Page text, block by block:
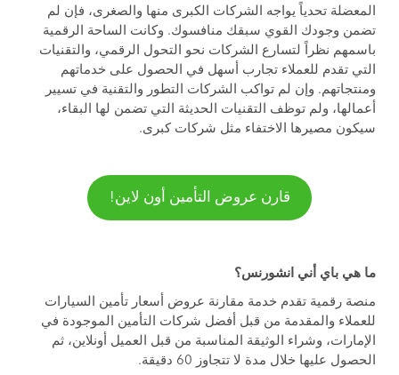
المعضلة تحدياً يواجه الشركات الكبرى منها والصغرى، فإن لم
تضمن وجودك القوي سبقك منافسوك. وكانت الساحة الرقمية
باسمهم نظراً لتسارع الشركات نحو التحول الرقمي، والتقنيات
التي تقدم للعملاء تجارب أسهل في الحصول على خدماتهم
ومنتجاتهم. وإن لم تواكب الشركات التطور والتقنية في تسيير
أعمالها، ولم توظف التقنيات الحديثة التي تضمن لها البقاء،
سيكون مصيرها الاختفاء مثل شركات كبرى.
قارن عروض التأمين أون لاين!
ما هي باي أني انشورنس؟
منصة رقمية تقدم خدمة مقارنة عروض أسعار تأمين السيارات
للعملاء والمقدمة من قبل أفضل شركات التأمين الموجودة في
الإمارات، وشراء الوثيقة المناسبة من قبل العميل أونلاين، ثم
الحصول عليها خلال مدة لا تتجاوز 60 دقيقة.